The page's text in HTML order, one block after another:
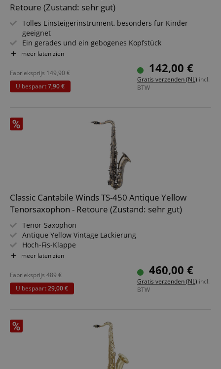
Retoure (Zustand: sehr gut)
Tolles Einsteigerinstrument, besonders für Kinder
geeignet
Ein gerades und ein gebogenes Kopfstück
Komplett aus vernickeltem Neusilber (Kopfstück, Korpus
Geschlossene Klappen, leichtgängige E-Mechanik
Vorgezogenes G, leichte Ansprache und saubere
Intonation
meer laten zien
142,00 €
Gratis verzenden (NL) incl.
BTW
Fabrieksprijs 149,90 €
U bespaart7,90 €
Classic Cantabile Winds TS-450 Antique Yellow
Tenorsaxophon - Retoure (Zustand: sehr gut)
Tenor-Saxophon
Antique Yellow Vintage Lackierung
Hoch-Fis-Klappe
Sehr ergonomische Klappenmechanik
meer laten zien
460,00 €
Gratis verzenden (NL) incl.
BTW
Fabrieksprijs 489 €
U bespaart29,00 €